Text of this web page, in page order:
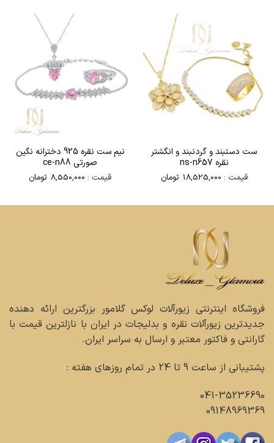
ست دستبند و گردنبند و انگشتر
نقره ns-n657
قیمت : 18,525,000 تومان
نیم ست نقره 925 دخترانه نگین
صورتی ce-n88
قیمت : 8,550,000 تومان
فروشگاه اینترنتی زیورآلات لوکس گلامور بزرگترین ارائه دهنده
جدیدترین زیورآلات نقره و بدلیجات در ایران با نازلترین قیمت با
گارانتی و فاکتور معتبر و ارسال به سراسر ایران.
پشتیبانی از ساعت 9 تا 24 در تمام روزهای هفته :
041-35236690
09148969369